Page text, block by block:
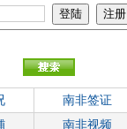
南非签证
南非视频